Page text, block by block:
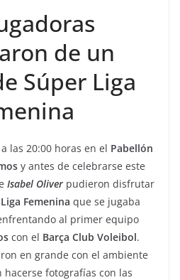
de un
Súper Liga
las 20:00 horas en el Pabellón
y antes de celebrarse este
Isabel Oliver pudieron disfrutar
Femenina que se jugaba
al primer equipo
con el Barça Club Voleibol.
en grande con el ambiente
fotografías con las